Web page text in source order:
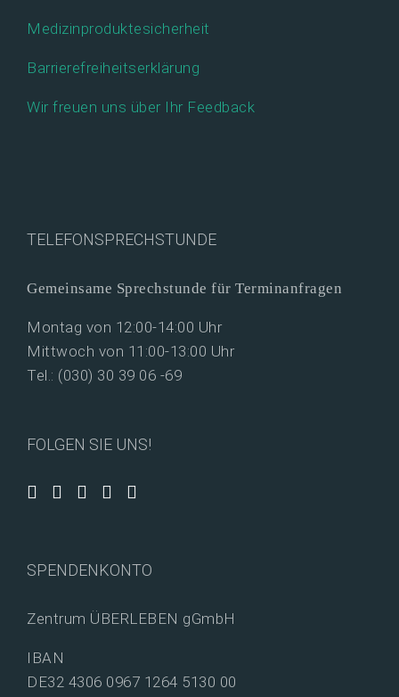
Medizinproduktesicherheit
Barrierefreiheitserklärung
Wir freuen uns über Ihr Feedback
TELEFONSPRECHSTUNDE
Gemeinsame Sprechstunde für Terminanfragen
Montag von 12:00-14:00 Uhr
Mittwoch von 11:00-13:00 Uhr
Tel.: (030) 30 39 06 -69
FOLGEN SIE UNS!
SPENDENKONTO
Zentrum ÜBERLEBEN gGmbH
IBAN
DE32 4306 0967 1264 5130 00